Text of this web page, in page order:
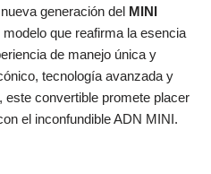
generación del MINI
modelo que reafirma la esencia
de manejo única y
tecnología avanzada y
convertible promete placer
el inconfundible ADN MINI.